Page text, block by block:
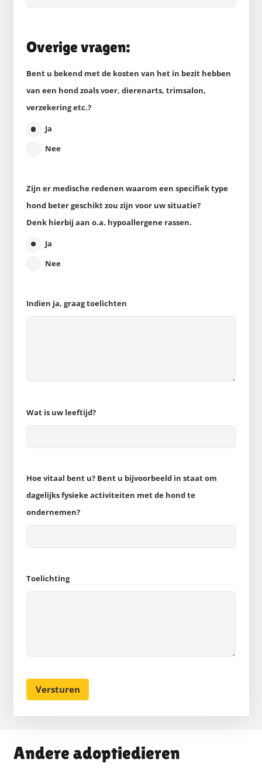
Overige vragen:
Bent u bekend met de kosten van het in bezit hebben
van een hond zoals voer, dierenarts, trimsalon,
verzekering etc.?
Ja
Nee
Zijn er medische redenen waarom een specifiek type
hond beter geschikt zou zijn voor uw situatie?
Denk hierbij aan o.a. hypoallergene rassen.
Ja
Nee
Indien ja, graag toelichten
Wat is uw leeftijd?
Hoe vitaal bent u? Bent u bijvoorbeeld in staat om
dagelijks fysieke activiteiten met de hond te
ondernemen?
Toelichting
Andere adoptiedieren